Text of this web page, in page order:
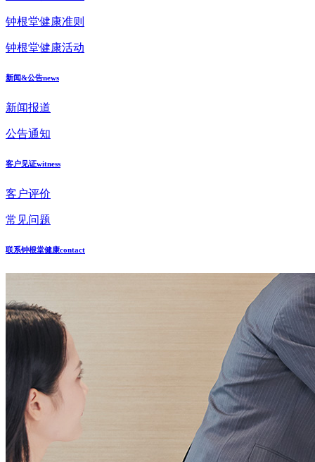
钟根堂健康准则
钟根堂健康活动
新闻&公告news
新闻报道
公告通知
客户见证witness
客户评价
常见问题
联系钟根堂健康contact